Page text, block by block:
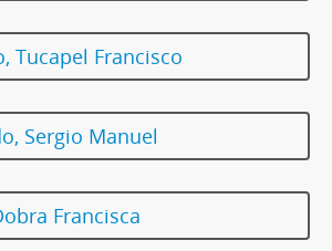
Tucapel Francisco
Sergio Manuel
Francisca